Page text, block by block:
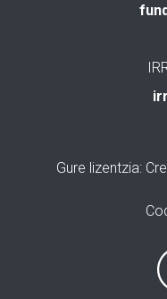
Gure lizentzia: